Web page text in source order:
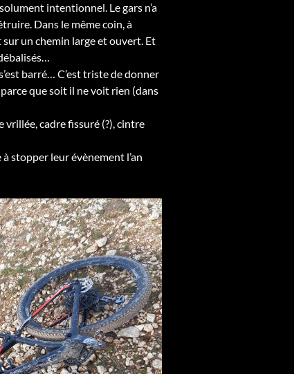
intentionnel. Le gars n’a
Dans le même coin, à
sur un chemin large et ouvert. Et
barré… C’est triste de donner
que soit il ne voit rien (dans
cadre fissuré (?), cintre
stopper leur évènement l’an